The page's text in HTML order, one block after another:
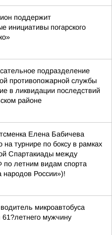
поддержит
инициативы погарского
подразделение
противопожарной службы
в ликвидации последствий
районе
Елена Бабичева
на турнире по боксу в рамках
Спартакиады между
по летним видам спорта
народов России»)!
микроавтобуса
61?летнего мужчину